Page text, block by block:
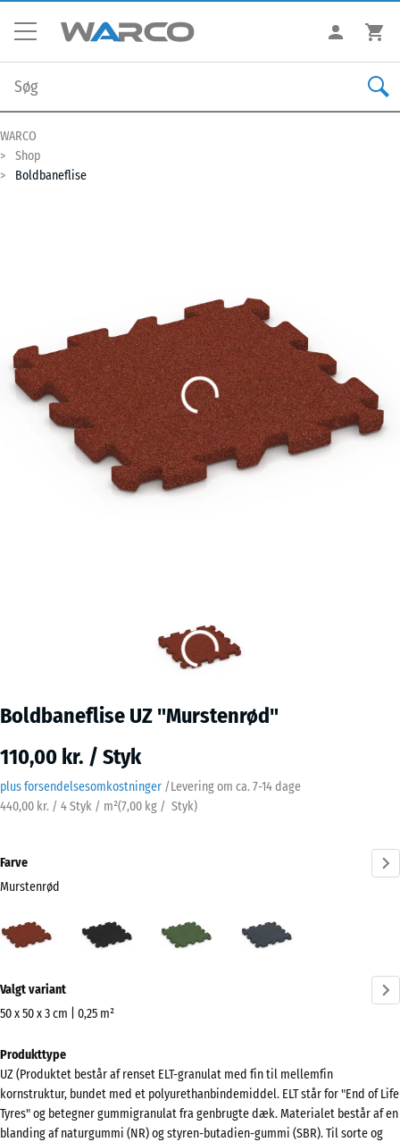
WARCO
Shop
Boldbaneflise
Boldbaneflise UZ "Murstenrød"
110,00 kr. / Styk
plus forsendelsesomkostninger /Levering om ca. 7-14 dage
440,00 kr. / 4 Styk / m²(7,00 kg / Styk)
Farve
Murstenrød
Murstenrød
(active)
Græsgrøn
information
om
Vis
farvepalette
Murstenrød(active)
Valgt variant
50 x 50 x 3 cm | 0,25 m²
til
forsendelse
540
x
Produkttype
UZ (Produktet består af renset ELT-granulat med fin til mellemfin
kornstruktur, bundet med et polyurethanbindemiddel. ELT står for "End of Life
Tyres" og betegner gummigranulat fra genbrugte dæk. Materialet består af en
blanding af naturgummi (NR) og styren-butadien-gummi (SBR). Til sorte og